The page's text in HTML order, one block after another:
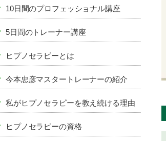
10日間のプロフェッショナル講座
5日間のトレーナー講座
ヒプノセラピーとは
今本忠彦マスタートレーナーの紹介
私がヒプノセラピーを教え続ける理由
ヒプノセラピーの資格